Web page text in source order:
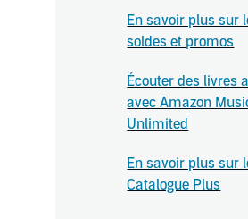
En savoir plus sur
soldes et promos
Écouter des livres
avec Amazon
Unlimited
En savoir plus sur
Catalogue Plus